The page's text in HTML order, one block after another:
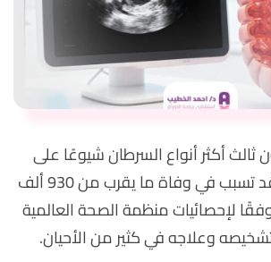
أكثر أنواع السرطان شيوعًا على
مستوى العالم، وقد تسبب في وفاة ما يقرب من 930 ألف
عام 2020 وفقًا لإحصائيات منظمة الصحة العالمية